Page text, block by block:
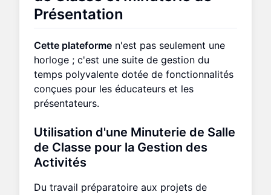
Présentation
Cette plateforme n'est pas seulement une
horloge ; c'est une suite de gestion du
temps polyvalente dotée de fonctionnalités
conçues pour les éducateurs et les
présentateurs.
Utilisation d'une Minuterie de Salle
de Classe pour la Gestion des
Activités
Du travail préparatoire aux projets de